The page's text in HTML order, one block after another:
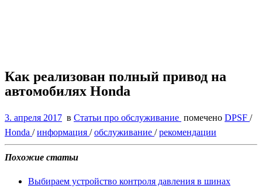
Как реализован полный привод на
автомобилях Honda
3. апреля 2017 в Статьи про обслуживание помечено DPSF /
Honda /информация /обслуживание /рекомендации
Похожие статьи
Выбираем устройство контроля давления в шинах